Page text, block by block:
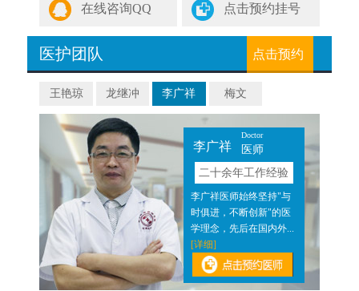
在线咨询QQ 点击预约挂号
医护团队 点击预约
王艳琼 龙继冲 李广祥 梅文
李广祥
Doctor
医师
二十余年工作经验
李广祥医师始终坚持"与
时俱进，不断创新"的医
学理念，先后在国内外...
[详细]